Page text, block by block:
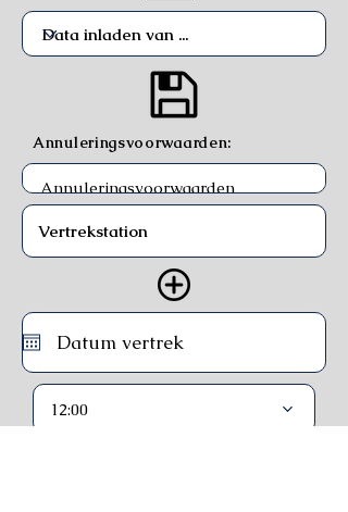
Annuleringsvoorwaarden:
12:00